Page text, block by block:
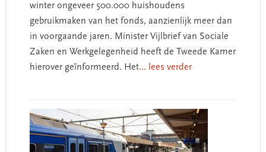
winter ongeveer 500.000 huishoudens
gebruikmaken van het fonds, aanzienlijk meer dan
in voorgaande jaren. Minister Vijlbrief van Sociale
Zaken en Werkgelegenheid heeft de Tweede Kamer
hierover geïnformeerd. Het... lees verder